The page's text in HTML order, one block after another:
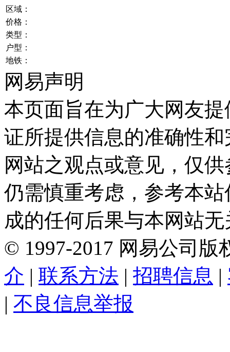
区域：
价格：
类型：
户型：
地铁：
网易声明
本页面旨在为广大网友
证所提供信息的准确性
网站之观点或意见，仅
仍需慎重考虑，参考本
成的任何后果与本网站
© 1997-2017 网易公司版
介 | 联系方法 | 招聘信息 |
| 不良信息举报